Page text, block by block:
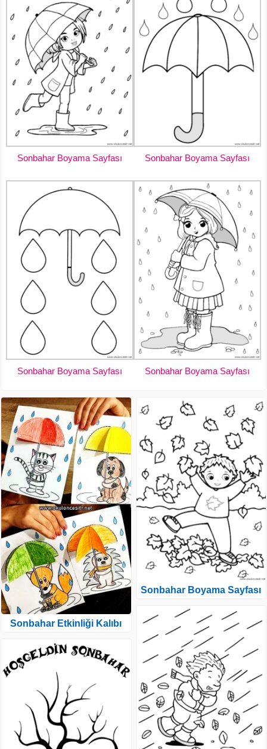
Sonbahar Boyama Sayfası Sonbahar Boyama Sayfası
Sonbahar Boyama Sayfası Sonbahar Boyama Sayfası
Sonbahar Etkinliği Kalıbı
Sonbahar Boyama Sayfası